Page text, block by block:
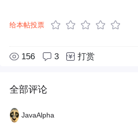
给本帖投票
156 3 打赏
全部评论
JavaAlpha